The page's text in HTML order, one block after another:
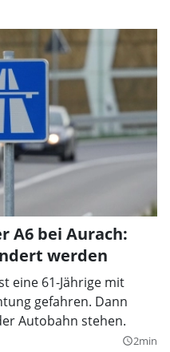
A6 bei Aurach:
werden
eine 61-Jährige mit
gefahren. Dann
Autobahn stehen.
query_builder2min